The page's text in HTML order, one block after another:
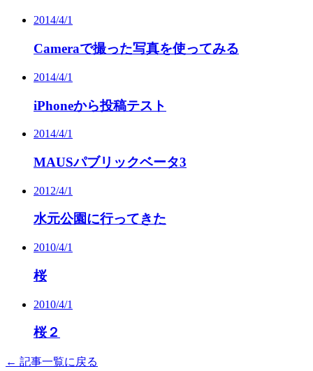
2014/4/1
Cameraで撮った写真を使ってみる
2014/4/1
iPhoneから投稿テスト
2014/4/1
MAUSパブリックベータ3
2012/4/1
水元公園に行ってきた
2010/4/1
桜
2010/4/1
桜２
← 記事一覧に戻る